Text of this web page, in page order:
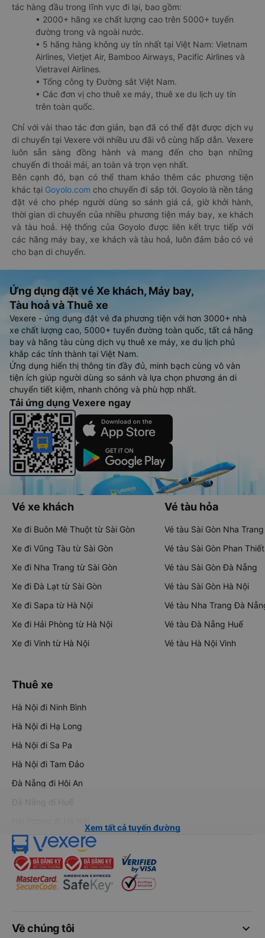
tác hàng đầu trong lĩnh vực đi lại, bao gồm:
• 2000+ hãng xe chất lượng cao trên 5000+ tuyến
đường trong và ngoài nước.
• 5 hãng hàng không uy tín nhất tại Việt Nam: Vietnam
Airlines, Vietjet Air, Bamboo Airways, Pacific Airlines và
Vietravel Airlines.
• Tổng công ty Đường sắt Việt Nam.
• Các đơn vị cho thuê xe máy, thuê xe du lịch uy tín
trên toàn quốc.
Chỉ với vài thao tác đơn giản, bạn đã có thể đặt được dịch vụ
di chuyển tại Vexere với nhiều ưu đãi vô cùng hấp dẫn. Vexere
luôn sẵn sàng đồng hành và mang đến cho bạn những
chuyến đi thoải mái, an toàn và trọn vẹn nhất.
Bên cạnh đó, bạn có thể tham khảo thêm các phương tiện
khác tại Goyolo.com cho chuyến đi sắp tới. Goyolo là nền tảng
đặt vé cho phép người dùng so sánh giá cả, giờ khởi hành,
thời gian di chuyển của nhiều phương tiện máy bay, xe khách
và tàu hoả. Hệ thống của Goyolo được liên kết trực tiếp với
các hãng máy bay, xe khách và tàu hoả, luôn đảm bảo có vé
cho bạn di chuyển.
Ứng dụng đặt vé Xe khách, Máy bay,
Tàu hoả và Thuê xe
Vexere - ứng dụng đặt vé đa phương tiện với hơn 3000+ nhà
xe chất lượng cao, 5000+ tuyến đường toàn quốc, tất cả hãng
bay và hãng tàu cùng dịch vụ thuê xe máy, xe du lịch phủ
khắp các tỉnh thành tại Việt Nam.
Ứng dụng hiển thị thông tin đầy đủ, minh bạch cùng vô vàn
tiện ích giúp người dùng so sánh và lựa chọn phương án di
chuyển tiết kiệm, nhanh chóng và phù hợp nhất.
Tải ứng dụng Vexere ngay
Vé xe khách
Xe đi Buôn Mê Thuột từ Sài Gòn
Xe đi Vũng Tàu từ Sài Gòn
Xe đi Nha Trang từ Sài Gòn
Xe đi Đà Lạt từ Sài Gòn
Xe đi Sapa từ Hà Nội
Xe đi Hải Phòng từ Hà Nội
Xe đi Vinh từ Hà Nội
Vé tàu hỏa
Vé tàu Sài Gòn Nha Trang
Vé tàu Sài Gòn Phan Thiết
Vé tàu Sài Gòn Đà Nẵng
Vé tàu Sài Gòn Hà Nội
Vé tàu Nha Trang Đà
Vé tàu Đà Nẵng Huế
Vé tàu Hà Nội Vinh
Thuê xe
Hà Nội đi Ninh Bình
Hà Nội đi Hạ Long
Hà Nội đi Sa Pa
Hà Nội đi Tam Đảo
Đà Nẵng đi Hội An
Đà Nẵng đi Huế
Xem tất cả tuyến đường
keyboard_arrow_down
Về chúng tôi